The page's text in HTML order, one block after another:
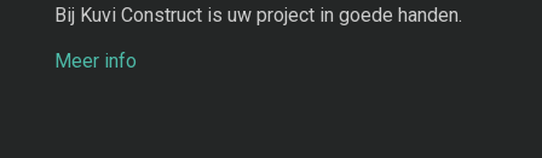
Bij Kuvi Construct is uw project in goede handen.
Meer info